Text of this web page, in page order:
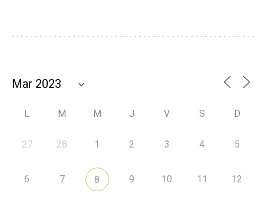
L M M J V S D
27 28 1 2 3 4 5
6 7 8 9 10 11 12